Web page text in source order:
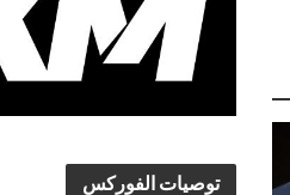
توصيات الفوركس